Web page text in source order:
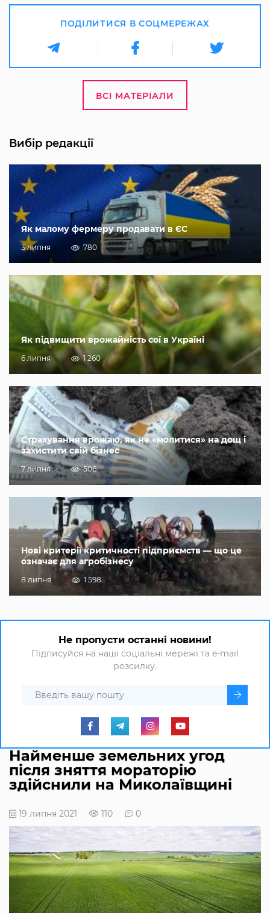
ПОДІЛИТИСЯ В СОЦМЕРЕЖАХ
ВСІ МАТЕРІАЛИ
Вибір редакції
Як малому фермеру продавати в ЄС
3 липня 780
Як підвищити врожайність сої в Україні
6 липня 1 260
Страхування врожаю, як не «молитися» на дощ і
захистити свій бізнес
7 липня 506
Нові критерії критичності підприємств — що це
означає для агробізнесу
8 липня 1 598
Не пропусти останні новини!
Підписуйся на наші соціальні мережі та e-mail
розсилку.
Найменше земельних угод
після зняття мораторію
здійснили на Миколаївщині
19 липня 2021 110 0